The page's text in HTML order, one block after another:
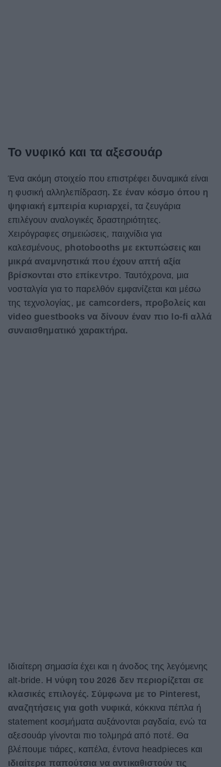
Το νυφικό και τα αξεσουάρ
Ένα ακόμη στοιχείο που επιστρέφει δυναμικά είναι
η φυσική αλληλεπίδραση. Σε έναν κόσμο όπου η
ψηφιακή εμπειρία κυριαρχεί, τα ζευγάρια
επιλέγουν αναλογικές δραστηριότητες.
Χειρόγραφες σημειώσεις, παιχνίδια για
καλεσμένους, photobooths με εκτυπώσεις και
μικρά αναμνηστικά που έχουν απτή αξία
βρίσκονται στο επίκεντρο. Ταυτόχρονα, μια
νοσταλγία για το παρελθόν εμφανίζεται και μέσω
της τεχνολογίας, με camcorders, προβολείς και
video guestbooks να δίνουν έναν πιο lo-fi αλλά
συναισθηματικό χαρακτήρα.
Ιδιαίτερη σημασία έχει και η άνοδος της λεγόμενης
alt-bride. Η νύφη του 2026 δεν περιορίζεται σε
κλασικές επιλογές. Σύμφωνα με το Pinterest,
αναζητήσεις για goth νυφικά, κόκκινα πέπλα ή
statement κοσμήματα αυξάνονται ραγδαία, ενώ τα
αξεσουάρ γίνονται πιο τολμηρά από ποτέ. Θα
βλέπουμε τιάρες, καπέλα, έντονα headpieces και
ιδιαίτερα παπούτσια να αντικαθιστούν τις